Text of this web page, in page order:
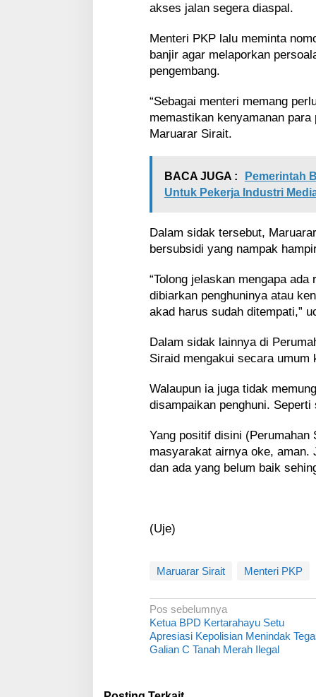
akses jalan segera diaspal.
Menteri PKP lalu meminta
banjir agar melaporkan
pengembang.
“Sebagai menteri memang
memastikan kenyamanan
Maruarar Sirait.
BACA JUGA :
Pemerintah
Untuk Pekerja Industri
Dalam sidak tersebut,
bersubsidi yang nampak
“Tolong jelaskan mengapa
dibiarkan penghuninya atau
akad harus sudah ditempati,”
Dalam sidak lainnya di
Siraid mengakui secara umum
Walaupun ia juga tidak
disampaikan penghuni.
Yang positif disini
masyarakat airnya oke, aman.
dan ada yang belum baik
(Uje)
Maruarar Sirait Menteri PKP
N
a
v
g
Pos sebelumnya
Ketua BPD Kertarahayu Setu
Apresiasi Kepolisian Menindak
Galian C Tanah Merah Ilegal